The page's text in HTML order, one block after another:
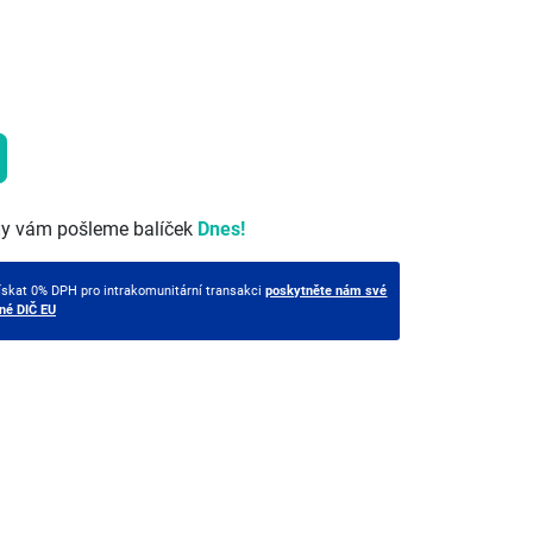
vám pošleme balíček Dnes!
0% DPH pro intrakomunitární transakciposkytněte nám své
DIČ EU